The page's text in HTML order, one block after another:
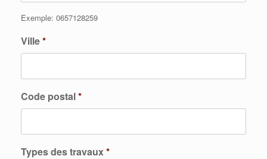
Exemple: 0657128259
Ville*
Code postal*
Types des travaux*